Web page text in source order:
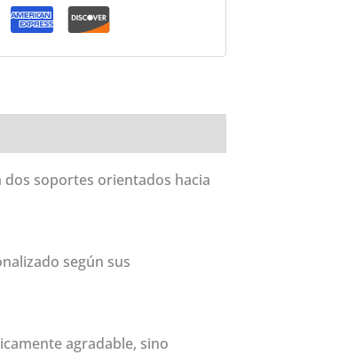
soportes orientados hacia
según sus
agradable, sino